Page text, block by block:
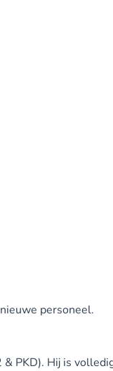
personeel.
PKD). Hij is